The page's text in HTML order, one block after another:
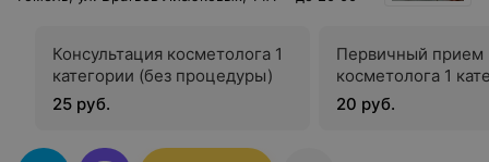
Консультация косметолога 1
категории (без процедуры)
25 руб.
Первичный прием
косметолога 1
20 руб.